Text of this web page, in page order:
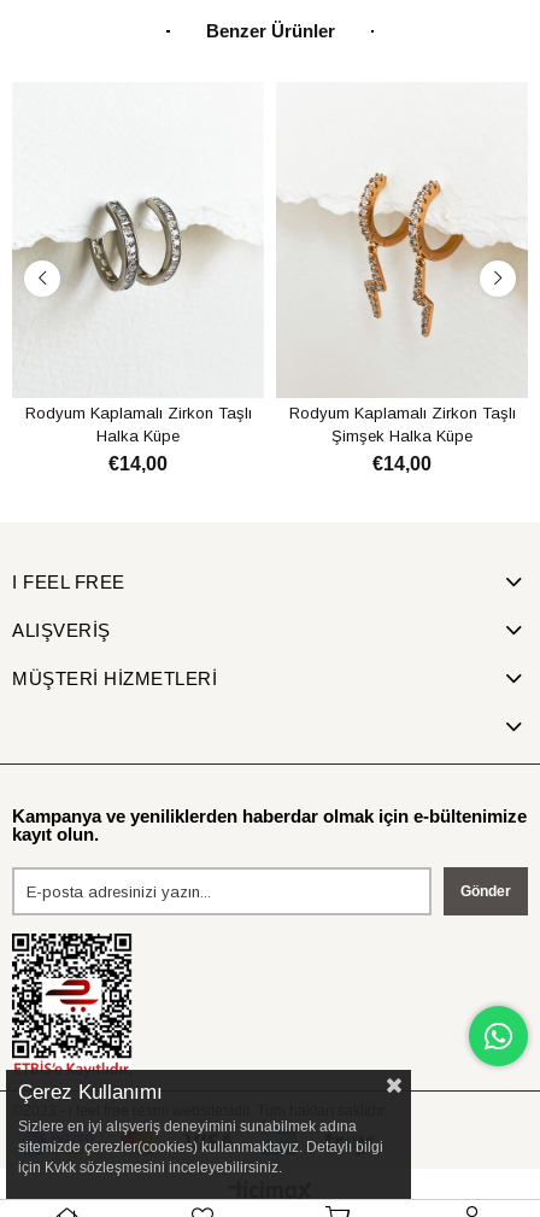
Benzer Ürünler
Rodyum Kaplamalı Zirkon Taşlı
Halka Küpe
€14,00
Rodyum Kaplamalı Zirkon Taşlı
Şimşek Halka Küpe
€14,00
I FEEL FREE
ALIŞVERİŞ
MÜŞTERİ HİZMETLERİ
Kampanya ve yeniliklerden haberdar olmak için e-bültenimize
kayıt olun.
Gönder
Çerez Kullanımı
Sizlere en iyi alışveriş deneyimini sunabilmek adına
sitemizde çerezler(cookies) kullanmaktayız. Detaylı bilgi
için Kvkk sözleşmesini inceleyebilirsiniz.